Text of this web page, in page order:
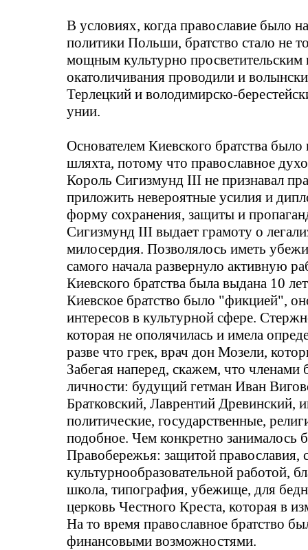
В условиях, когда православие было
политики Польши, братство стало не
мощным культурно
окатоличивания проводили и
Терлецкий иволодимирско-
унии.
Основателем Киевского братства
шляхта, потому что православное
Король Сигизмунд III не признавал
приложить невероятные усилия и
форму сохранения, защиты и
Сигизмунд III выдает грамоту о
милосердия. Позволялось иметь
самого начала развернуло активную
Киевского братства была выдана 10
Киевское братство было "фикцией",
интересов в культурной сфере.
которая не ополячилась и имела
разве что грек, врач донМозели,
Забегая наперед, скажем, что
личности: будущий гетман Иван
Братковский, ЛаврентийДревинский,
политические, государственные,
подобное. Чем конкретно занималось
Правобережья: защитой православия,
культурнообразовательной работой,
школа, типография, убежище, для
церковь Честного Креста, которая в
На то время православное братство
финансовыми возможностями.